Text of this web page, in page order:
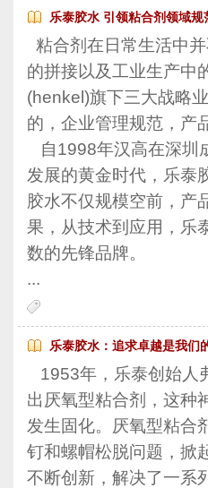
乐泰胶水 引领粘合剂领域
粘合剂在日常生活中
的拼接以及工业生产中
(henkel)旗下三大战略
的，企业管理规范，产
自1998年汉高在深圳
发展的黄金时代，乐泰
胶水不仅规模空前，产
果，从技术到应用，乐
数的先锋品牌。
...
乐泰胶水：追求卓越是我们
1953年，乐泰创始人
出厌氧型粘合剂，这种
发生固化。厌氧型粘合
钉和螺帽松脱问题，掀
不断创新，解决了一系